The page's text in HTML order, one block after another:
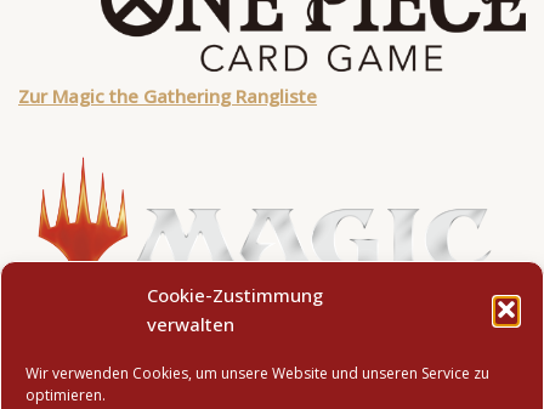
Cookie-Zustimmung
verwalten
Wir verwenden Cookies, um unsere Website und unseren Service zu
optimieren.
Zur Magic the Gathering Rangliste
Zur Weiß Schwarz Rangliste